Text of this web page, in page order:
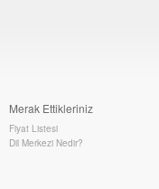
Merak Ettikleriniz
Fiyat Listesi
Dil Merkezi Nedir?